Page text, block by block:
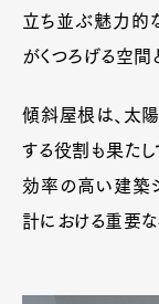
立ち並ぶ魅力的
がくつろげる空間
傾斜屋根は、太
する役割も果た
効率の高い建築
計における重要な